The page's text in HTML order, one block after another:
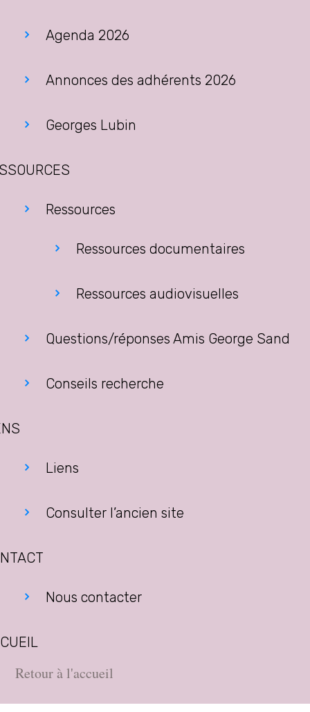
Agenda 2026
Annonces des adhérents 2026
Georges Lubin
Ressources
Ressources documentaires
Ressources audiovisuelles
Questions/réponses Amis George Sand
Conseils recherche
Liens
Consulter l’ancien site
Nous contacter
Retour à l'accueil